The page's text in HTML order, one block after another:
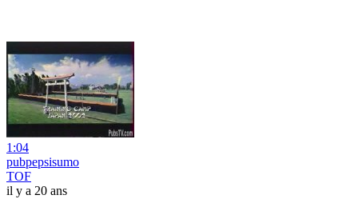
1:04
pubpepsisumo
TOF
il y a 20 ans